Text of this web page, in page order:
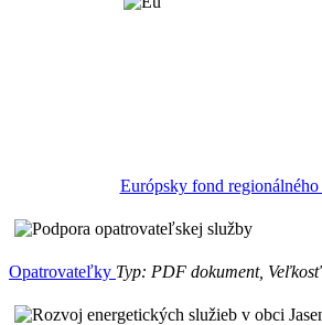
Európsky fond
Opatrovateľky Typ: PDF dokument,